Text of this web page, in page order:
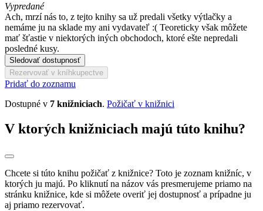
Vypredané
Ach, mrzí nás to, z tejto knihy sa už predali všetky výtlačky a
nemáme ju na sklade my ani vydavateľ :( Teoreticky však môžete
mať šťastie v niektorých iných obchodoch, ktoré ešte nepredali
posledné kusy.
Sledovať dostupnosť
Rezervovať v kníhkupectve
Pridať do zoznamu
Dostupné v 7 knižniciach. Požičať v knižnici
V ktorých knižniciach majú túto knihu?
Chcete si túto knihu požičať z knižnice? Toto je zoznam knižníc, v
ktorých ju majú. Po kliknutí na názov vás presmerujeme priamo na
stránku knižnice, kde si môžete overiť jej dostupnosť a prípadne ju
aj priamo rezervovať.